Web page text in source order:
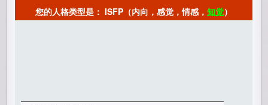
您的人格类型是： ISFP（内向，感觉，情感，知觉）